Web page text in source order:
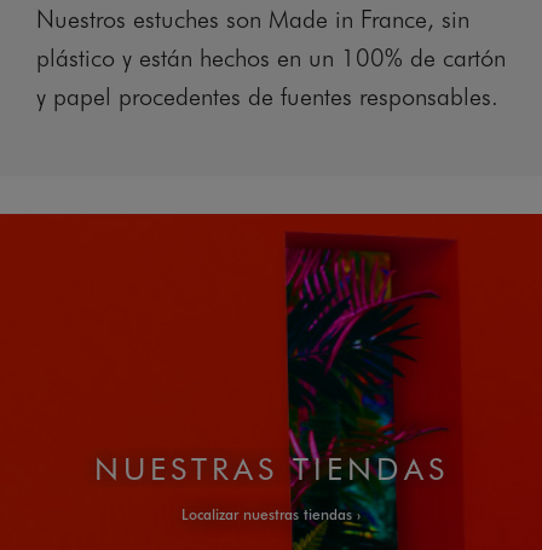
Nuestros estuches son Made in France, sin
plástico y están hechos en un 100% de cartón
y papel procedentes de fuentes responsables.
NUESTRAS TIENDAS
Localizar nuestras tiendas